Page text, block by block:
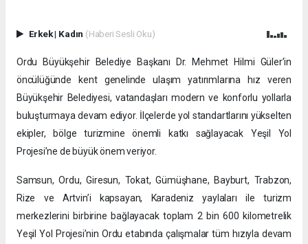
Erkek| Kadın (Haberi Sesli Oku)
Ordu Büyükşehir Belediye Başkanı Dr. Mehmet Hilmi Güler’in
öncülüğünde kent genelinde ulaşım yatırımlarına hız veren
Büyükşehir Belediyesi, vatandaşları modern ve konforlu yollarla
buluşturmaya devam ediyor. İlçelerde yol standartlarını yükselten
ekipler, bölge turizmine önemli katkı sağlayacak Yeşil Yol
Projesi’ne de büyük önem veriyor.
Samsun, Ordu, Giresun, Tokat, Gümüşhane, Bayburt, Trabzon,
Rize ve Artvin’i kapsayan, Karadeniz yaylaları ile turizm
merkezlerini birbirine bağlayacak toplam 2 bin 600 kilometrelik
Yeşil Yol Projesi’nin Ordu etabında çalışmalar tüm hızıyla devam